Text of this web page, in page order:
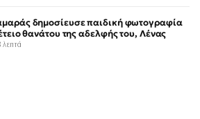
δημοσίευσε παιδική φωτογραφία
θανάτου της αδελφής του, Λένας
λεπτά